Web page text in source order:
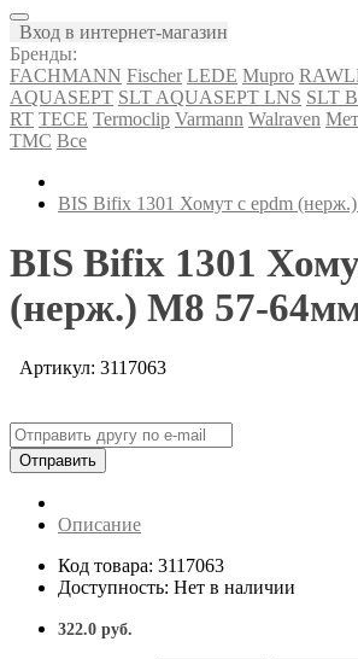
Вход в интернет-магазин
Бренды:
FACHMANN Fischer LEDE Mupro
AQUASEPT SLT AQUASEPT LNS SLT
RT TECE Termoclip Varmann Walraven
ТМС Все
BIS Bifix 1301 Хомут с epdm
BIS Bifix 1301
(нерж.) M8 57-
Артикул: 3117063
Отправить
Описание
Код товара: 3117063
Доступность: Нет в наличии
322.0 руб.